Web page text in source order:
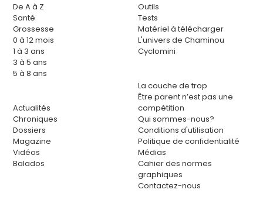
De A à Z
Santé
Grossesse
0 à 12 mois
1 à 3 ans
3 à 5 ans
5 à 8 ans
Actualités
Chroniques
Dossiers
Magazine
Vidéos
Balados
Outils
Tests
Matériel à télécharger
L'univers de Chaminou
Cyclomini
La couche de trop
Être parent n’est pas une
compétition
Qui sommes-nous?
Conditions d'utilisation
Politique de confidentialité
Médias
Cahier des normes
graphiques
Contactez-nous